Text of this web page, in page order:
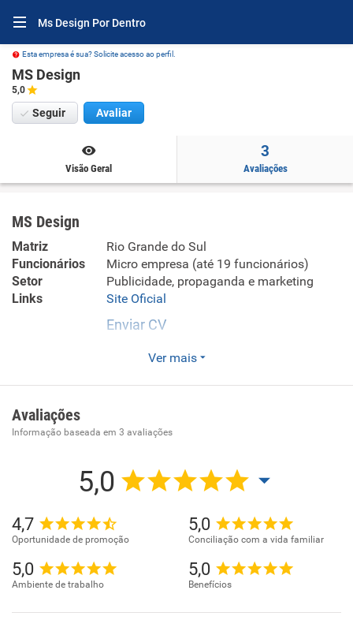
Ms Design Por Dentro
Esta empresa é sua? Solicite acesso ao perfil.
MS Design
5,0
Seguir Avaliar
Visão Geral
3
Avaliações
MS Design
Matriz
Rio Grande do Sul
Funcionários
Micro empresa (até 19 funcionários)
Setor
Publicidade, propaganda e marketing
Links
Site Oficial
Enviar CV
Agência de marketing estratégico com atendimento de
Ver mais
Avaliações
Informação baseada em 3 avaliações
5,0
4,7
Oportunidade de promoção
5,0
Conciliação com a vida familiar
5,0
Ambiente de trabalho
5,0
Benefícios